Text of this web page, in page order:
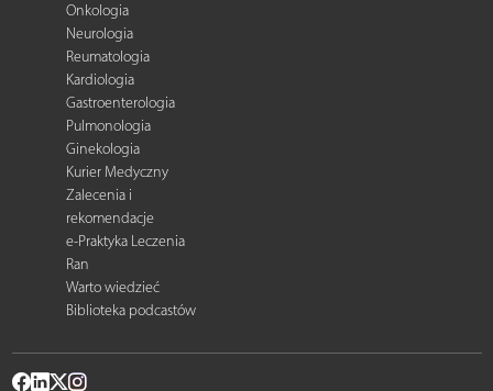
Onkologia
Neurologia
Reumatologia
Kardiologia
Gastroenterologia
Pulmonologia
Ginekologia
Kurier Medyczny
Zalecenia i
rekomendacje
e-Praktyka Leczenia
Ran
Warto wiedzieć
Biblioteka podcastów